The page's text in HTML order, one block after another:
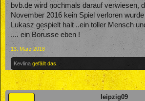
bvb.de wird nochmals darauf verwiesen,
November 2016 kein Spiel verloren
Lukasz gespielt halt ..ein toller Mensch
.... ein Borusse eben !
13. März 2018
Kevlina gefällt das.
leipzig09